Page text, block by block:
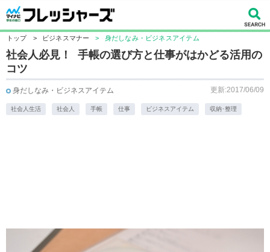
トップ > ビジネスマナー > 身だしなみ・ビジネスアイテム
社会人必見！ 手帳の選び方と仕事がはかどる活用の
コツ
身だしなみ・ビジネスアイテム 更新:2017/06/09
社会人生活 社会人 手帳 仕事 ビジネスアイテム 収納･整理